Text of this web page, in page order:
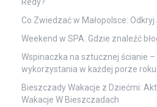
Co Zwiedzać w Małopolsce: Odkryj
Weekend w SPA: Gdzie znaleźć
Wspinaczka na sztucznej ścianie
wykorzystania w każdej porze roku
Bieszczady Wakacje z Dziećmi:
Wakacje W Bieszczadach